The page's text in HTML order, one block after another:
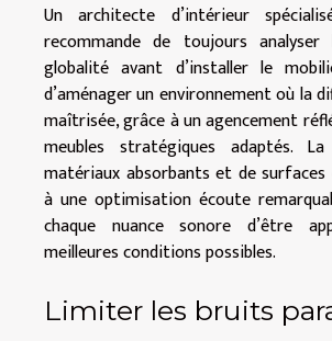
Un architecte d’intérieur
recommande de toujours analyser
globalité avant d’installer le
d’aménager un environnement où la
maîtrisée, grâce à un agencement
meubles stratégiques adaptés.
matériaux absorbants et de
à une optimisation écoute
chaque nuance sonore d’être
meilleures conditions possibles.
Limiter les bruits